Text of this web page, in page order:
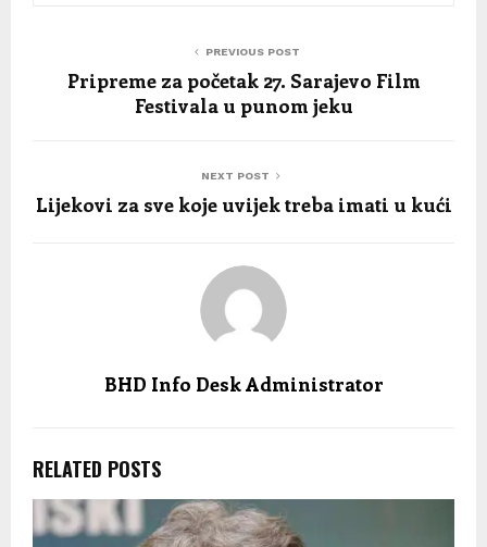
PREVIOUS POST
Pripreme za početak 27. Sarajevo Film
Festivala u punom jeku
NEXT POST
Lijekovi za sve koje uvijek treba imati u kući
BHD Info Desk Administrator
RELATED POSTS